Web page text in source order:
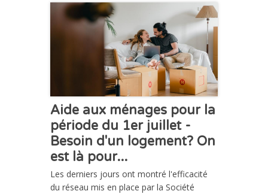
Aide aux ménages pour la
période du 1er juillet -
Besoin d'un logement? On
est là pour...
Les derniers jours ont montré l'efficacité
du réseau mis en place par la Société